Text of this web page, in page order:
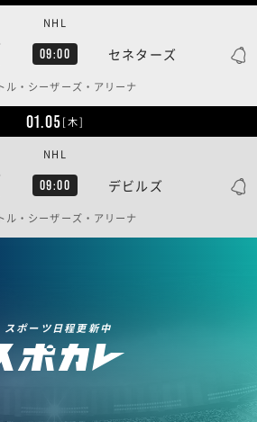
09:00 セネターズ
NHL
ル・シーザーズ・アリーナ
01.05[木]
09:00 デビルズ
NHL
ル・シーザーズ・アリーナ
スポーツ日程更新中